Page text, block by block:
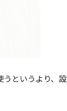
うというより、設